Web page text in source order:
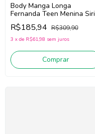
Body Manga Longa
Fernanda Teen Menina Siri
Kids Bandana 39307
(Roxo/Verde/Laranja)
R$185,94 R$309,90
3 x de R$61,98 sem juros
Comprar